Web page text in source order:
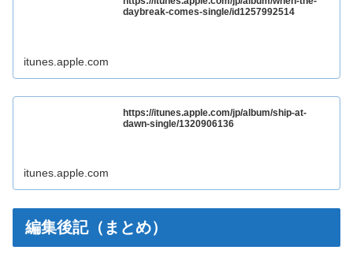
daybreak-comes-single/id1257992514
itunes.apple.com
https://itunes.apple.com/jp/album/ship-at-
dawn-single/1320906136
itunes.apple.com
編集後記（まとめ）